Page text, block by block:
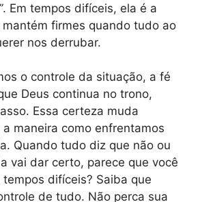
. Em tempos difíceis, ela é a
mantém firmes quando tudo ao
nos derrubar.
o controle da situação, a fé
Deus continua no trono,
Essa certeza muda
maneira como enfrentamos
Quando tudo diz que não ou
vai dar certo, parece que você
difíceis? Saiba que
de tudo. Não perca sua